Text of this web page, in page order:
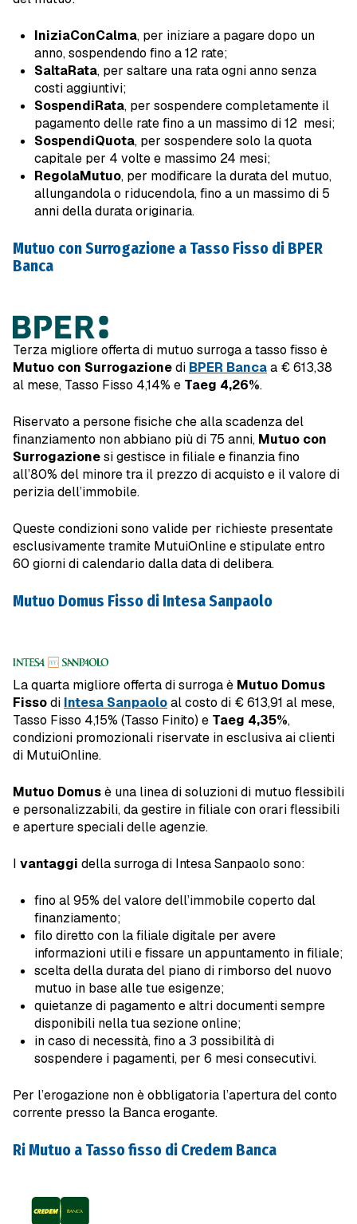
IniziaConCalma, per iniziare a pagare dopo un
anno, sospendendo fino a 12 rate;
SaltaRata, per saltare una rata ogni anno senza
costi aggiuntivi;
SospendiRata, per sospendere completamente il
pagamento delle rate fino a un massimo di 12 mesi;
SospendiQuota, per sospendere solo la quota
capitale per 4 volte e massimo 24 mesi;
RegolaMutuo, per modificare la durata del mutuo,
allungandola o riducendola, fino a un massimo di 5
anni della durata originaria.
Mutuo con Surrogazione a Tasso Fisso di BPER
Banca
Terza migliore offerta di mutuo surroga a tasso fisso è
Mutuo con Surrogazionedi BPER Bancaa € 613,38
al mese, Tasso Fisso 4,14% e Taeg 4,26%.
Riservato a persone fisiche che alla scadenza del
finanziamento non abbiano più di 75 anni, Mutuo con
Surrogazionesi gestisce in filiale e finanzia fino
all’80% del minore tra il prezzo di acquisto e il valore di
perizia dell’immobile.
Queste condizioni sono valide per richieste presentate
esclusivamente tramite MutuiOnline e stipulate entro
60 giorni di calendario dalla data di delibera.
Mutuo Domus Fisso di Intesa Sanpaolo
La quarta migliore offerta di surroga è Mutuo Domus
Fissodi Intesa Sanpaoloal costo di € 613,91 al mese,
Tasso Fisso 4,15% (Tasso Finito) e Taeg 4,35%,
condizioni promozionali riservate in esclusiva ai clienti
di MutuiOnline.
Mutuo Domusè una linea di soluzioni di mutuo flessibili
e personalizzabili, da gestire in filiale con orari flessibili
e aperture speciali delle agenzie.
I vantaggi della surroga di Intesa Sanpaolo sono:
fino al 95% del valore dell’immobile coperto dal
finanziamento;
filo diretto con la filiale digitale per avere
informazioni utili e fissare un appuntamento in filiale;
scelta della durata del piano di rimborso del nuovo
mutuo in base alle tue esigenze;
quietanze di pagamento e altri documenti sempre
disponibili nella tua sezione online;
in caso di necessità, fino a 3 possibilità di
sospendere i pagamenti, per 6 mesi consecutivi.
Per l’erogazione non è obbligatoria l’apertura del conto
corrente presso la Banca erogante.
Ri Mutuo a Tasso fisso di Credem Banca